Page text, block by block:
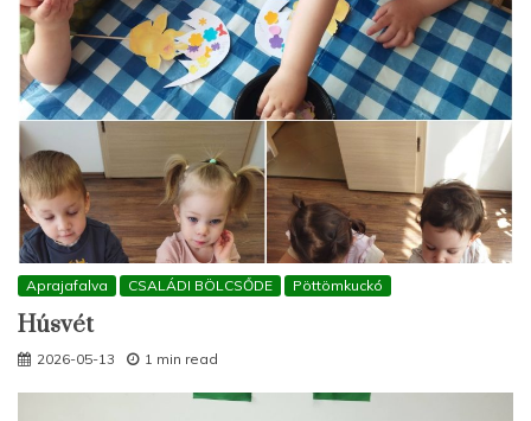
Aprajafalva CSALÁDI BÖLCSŐDE Pöttömkuckó
Húsvét
2026-05-13 1 min read